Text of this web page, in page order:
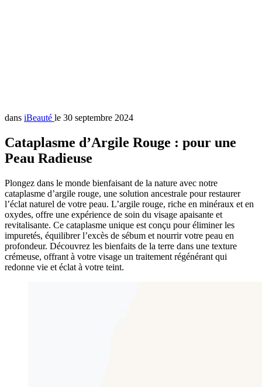
dans iBeauté le 30 septembre 2024
Cataplasme d’Argile Rouge : pour une
Peau Radieuse
Plongez dans le monde bienfaisant de la nature avec notre
cataplasme d’argile rouge, une solution ancestrale pour restaurer
l’éclat naturel de votre peau. L’argile rouge, riche en minéraux et en
oxydes, offre une expérience de soin du visage apaisante et
revitalisante. Ce cataplasme unique est conçu pour éliminer les
impuretés, équilibrer l’excès de sébum et nourrir votre peau en
profondeur. Découvrez les bienfaits de la terre dans une texture
crémeuse, offrant à votre visage un traitement régénérant qui
redonne vie et éclat à votre teint.